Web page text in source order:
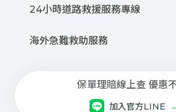
0800-212-880
撥打網路電話
每⽇08:30~21:00(本公司專⼈服務)
⾞禍事故諮詢與現場服務
24小時道路救援服務專線
0800-020-345
海外急難救助服務
保單理賠線上查 優惠
加入官方LINE